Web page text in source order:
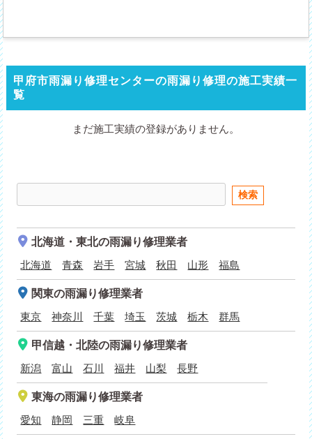
甲府市雨漏り修理センターの雨漏り修理の施工実績一
覧
まだ施工実績の登録がありません。
北海道・東北の雨漏り修理業者
北海道
青森 岩手 宮城 秋田 山形 福島
関東の雨漏り修理業者
東京
神奈川 千葉 埼玉 茨城 栃木 群馬
甲信越・北陸の雨漏り修理業者
新潟
富山 石川 福井 山梨 長野
東海の雨漏り修理業者
愛知
静岡 三重 岐阜